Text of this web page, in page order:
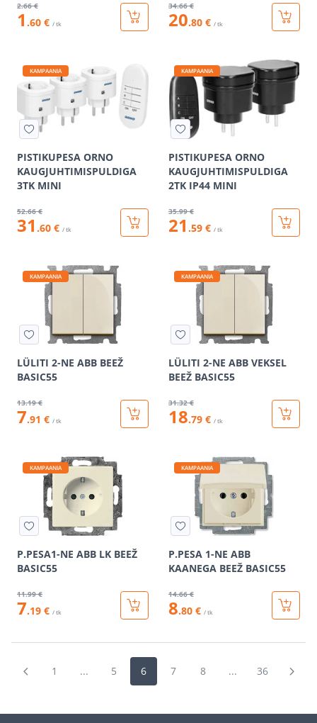
2.66 €
1 .60 € / tk
34.66 €
20.80 € / tk
KAMPAANIA
PISTIKUPESA ORNO
KAUGJUHTIMISPULDIGA
3TK MINI
52.66 €
31 .60 € / tk
KAMPAANIA
PISTIKUPESA ORNO
KAUGJUHTIMISPULDIGA
2TK IP44 MINI
35.99 €
21 .59 € / tk
KAMPAANIA
LÜLITI 2-NE ABB BEEŽ
BASIC55
13.19 €
7.91 € / tk
KAMPAANIA
LÜLITI 2-NE ABB VEKSEL
BEEŽ BASIC55
31.32 €
18.79 € / tk
KAMPAANIA
P.PESA1-NE ABB LK BEEŽ
BASIC55
11.99 €
7.19 € / tk
KAMPAANIA
P.PESA 1-NE ABB
KAANEGA BEEŽ BASIC55
14.66 €
8.80 € / tk
1 ... 5 6 7 8 ... 36